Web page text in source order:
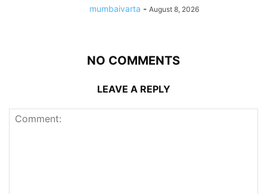
mumbaivarta - August 8, 2026
NO COMMENTS
LEAVE A REPLY